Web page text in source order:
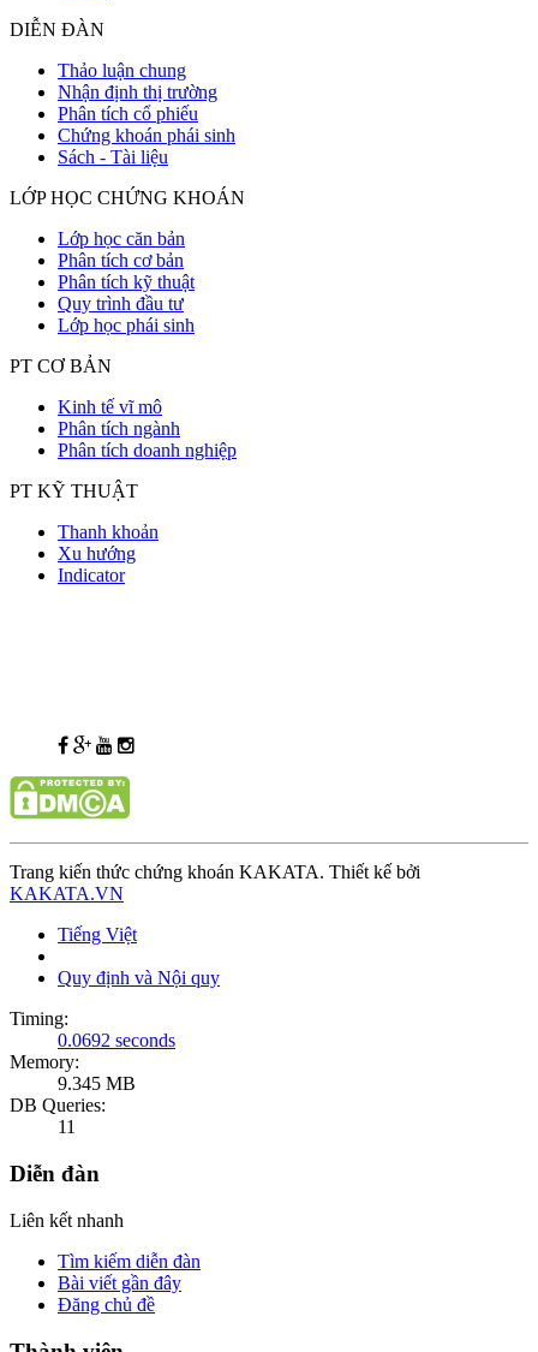
DIỄN ĐÀN
Thảo luận chung
Nhận định thị trường
Phân tích cổ phiếu
Chứng khoán phái sinh
Sách - Tài liệu
LỚP HỌC CHỨNG KHOÁN
Lớp học căn bản
Phân tích cơ bản
Phân tích kỹ thuật
Quy trình đầu tư
Lớp học phái sinh
PT CƠ BẢN
Kinh tế vĩ mô
Phân tích ngành
Phân tích doanh nghiệp
PT KỸ THUẬT
Thanh khoản
Xu hướng
Indicator
Trang kiến thức chứng khoán KAKATA. Thiết kế bởi
KAKATA.VN
Tiếng Việt
Quy định và Nội quy
Timing:
0.0692 seconds
Memory:
9.345 MB
DB Queries:
11
Diễn đàn
Liên kết nhanh
Tìm kiếm diễn đàn
Bài viết gần đây
Đăng chủ đề